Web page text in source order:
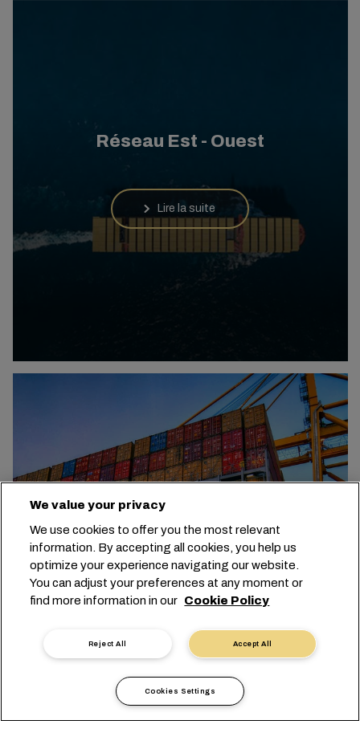
Réseau Est - Ouest
Lire la suite
Transatlantic Services
Lire la suite
We value your privacy
We use cookies to offer you the most relevant
information. By accepting all cookies, you help us
optimize your experience navigating our website.
You can adjust your preferences at any moment or
find more information in our Cookie Policy
Accept All
Reject All
Cookies Settings